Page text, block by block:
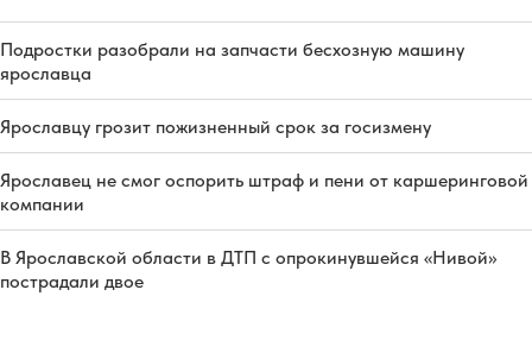
Подростки разобрали на запчасти бесхозную машину
ярославца
Ярославцу грозит пожизненный срок за госизмену
Ярославец не смог оспорить штраф и пени от каршеринговой
компании
В Ярославской области в ДТП с опрокинувшейся «Нивой»
пострадали двое